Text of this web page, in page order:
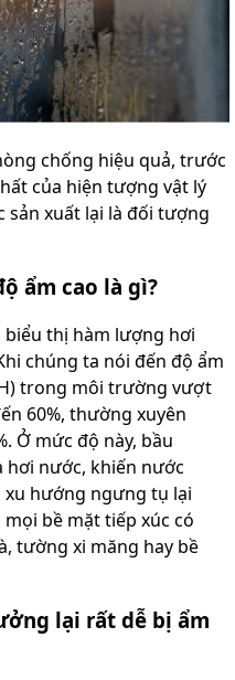
chống hiệu quả, trước
của hiện tượng vật lý
sản xuất lại là đối tượng
ẩm cao là gì?
biểu thị hàm lượng hơi
chúng ta nói đến độ ẩm
trong môi trường vượt
60%, thường xuyên
Ở mức độ này, bầu
hơi nước, khiến nước
xu hướng ngưng tụ lại
bề mặt tiếp xúc có
tường xi măng hay bề
lại rất dễ bị ẩm